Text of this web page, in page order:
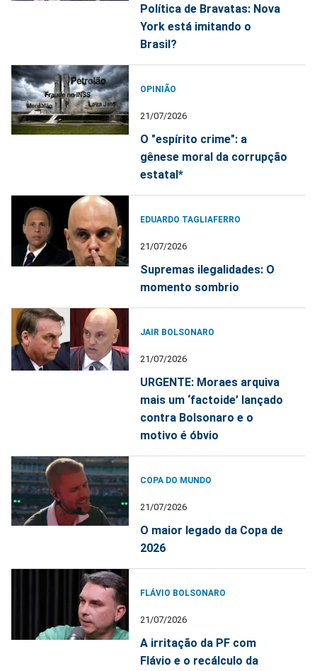
Política de Bravatas: Nova
York está imitando o
Brasil?
OPINIÃO
21/07/2026
O "espírito crime": a
gênese moral da corrupção
estatal*
EDUARDO TAGLIAFERRO
21/07/2026
Supremas ilegalidades: O
momento sombrio
JAIR BOLSONARO
21/07/2026
URGENTE: Moraes arquiva
mais um ‘factoide’ lançado
contra Bolsonaro e o
motivo é óbvio
COPA DO MUNDO
21/07/2026
O maior legado da Copa de
2026
FLÁVIO BOLSONARO
21/07/2026
A irritação da PF com
Flávio e o recálculo da